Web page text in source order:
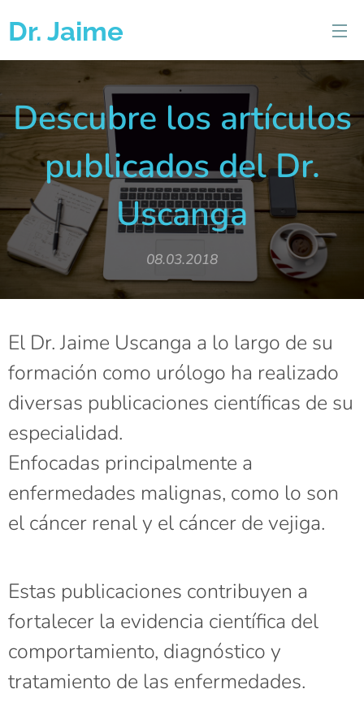
Dr. Jaime
Uscanga
Descubre los artículos
publicados del Dr.
Uscanga
08.03.2018
El Dr. Jaime Uscanga a lo largo de su
formación como urólogo ha realizado
diversas publicaciones científicas de su
especialidad.
Enfocadas principalmente a
enfermedades malignas, como lo son
el cáncer renal y el cáncer de vejiga.
Estas publicaciones contribuyen a
fortalecer la evidencia científica del
comportamiento, diagnóstico y
tratamiento de las enfermedades.